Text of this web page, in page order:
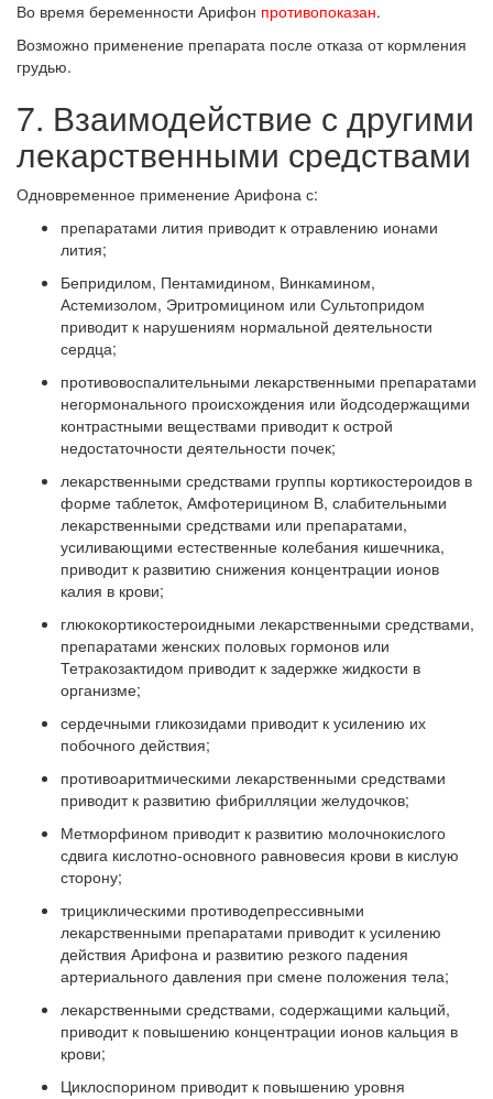
Во время беременности Арифон противопоказан.
Возможно применение препарата после отказа от кормления
грудью.
7. Взаимодействие с другими
лекарственными средствами
Одновременное применение Арифона с:
препаратами лития приводит к отравлению ионами
лития;
Бепридилом, Пентамидином, Винкамином,
Астемизолом, Эритромицином или Сультопридом
приводит к нарушениям нормальной деятельности
сердца;
противовоспалительными лекарственными препаратами
негормонального происхождения или йодсодержащими
контрастными веществами приводит к острой
недостаточности деятельности почек;
лекарственными средствами группы кортикостероидов в
форме таблеток, Амфотерицином В, слабительными
лекарственными средствами или препаратами,
усиливающими естественные колебания кишечника,
приводит к развитию снижения концентрации ионов
калия в крови;
глюкокортикостероидными лекарственными средствами,
препаратами женских половых гормонов или
Тетракозактидом приводит к задержке жидкости в
организме;
сердечными гликозидами приводит к усилению их
побочного действия;
противоаритмическими лекарственными средствами
приводит к развитию фибрилляции желудочков;
Метморфином приводит к развитию молочнокислого
сдвига кислотно-основного равновесия крови в кислую
сторону;
трициклическими противодепрессивными
лекарственными препаратами приводит к усилению
действия Арифона и развитию резкого падения
артериального давления при смене положения тела;
лекарственными средствами, содержащими кальций,
приводит к повышению концентрации ионов кальция в
крови;
Циклоспорином приводит к повышению уровня